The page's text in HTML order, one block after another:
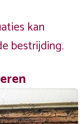
kan
bestrijding.